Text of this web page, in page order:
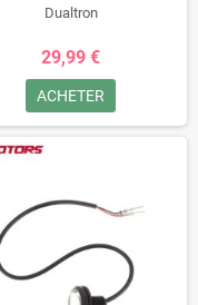
Dualtron
29,99 €
ACHETER